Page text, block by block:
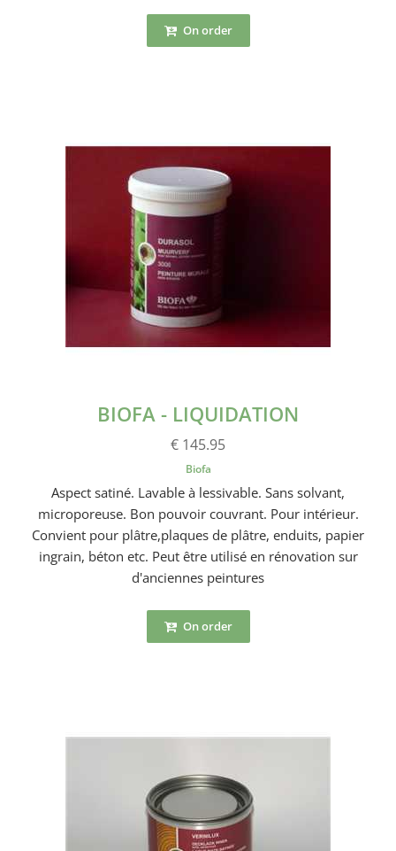
On order
BIOFA - LIQUIDATION
€ 145.95
Biofa
Aspect satiné. Lavable à lessivable. Sans solvant,
microporeuse. Bon pouvoir couvrant. Pour intérieur.
Convient pour plâtre,plaques de plâtre, enduits, papier
ingrain, béton etc. Peut être utilisé en rénovation sur
d'anciennes peintures
On order